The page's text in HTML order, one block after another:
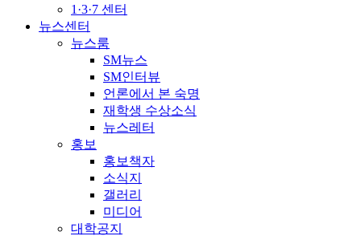
1·3·7 센터
뉴스센터
뉴스룸
SM뉴스
SM인터뷰
언론에서 본 숙명
재학생 수상소식
뉴스레터
홍보
홍보책자
소식지
갤러리
미디어
대학공지